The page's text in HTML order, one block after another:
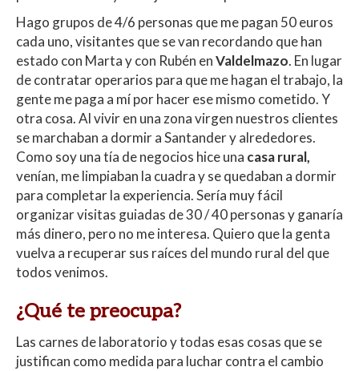
Hago grupos de 4/6 personas que me pagan 50 euros
cada uno, visitantes que se van recordando que han
estado con Marta y con Rubén enValdelmazo. En lugar
de contratar operarios para que me hagan el trabajo, la
gente me paga a mí por hacer ese mismo cometido. Y
otra cosa. Al vivir en una zona virgen nuestros clientes
se marchaban a dormir a Santander y alrededores.
Como soy una tía de negocios hice una casa rural,
venían, me limpiaban la cuadra y se quedaban a dormir
para completar la experiencia. Sería muy fácil
organizar visitas guiadas de 30 / 40 personas y ganaría
más dinero, pero no me interesa. Quiero que la genta
vuelva a recuperar sus raíces del mundo rural del que
todos venimos.
¿Qué te preocupa?
Las carnes de laboratorio y todas esas cosas que se
justifican como medida para luchar contra el cambio